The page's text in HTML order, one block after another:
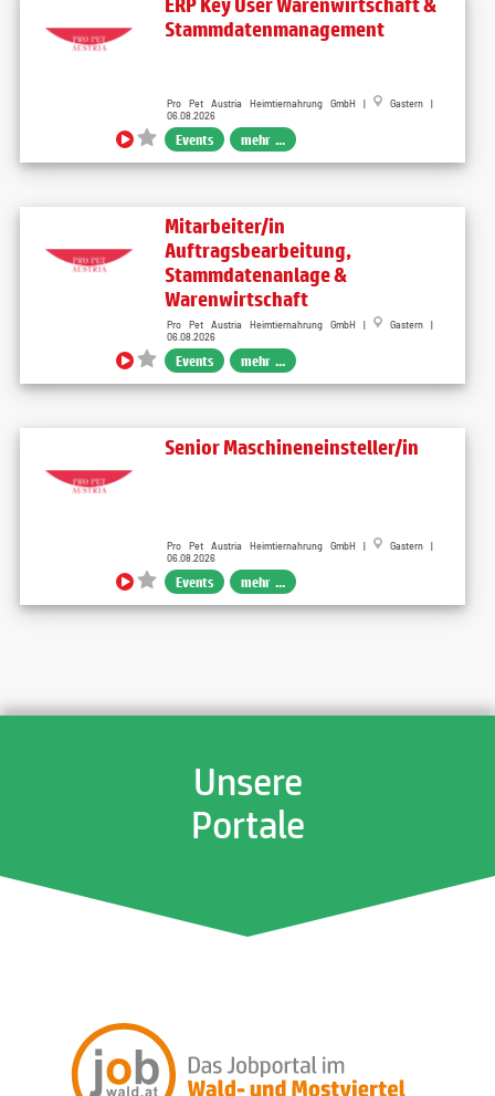
Stammdatenmanagement
Pro Pet Austria Heimtiernahrung GmbH |
Gastern |
06.08.2026
Events mehr ...
Mitarbeiter/in
Auftragsbearbeitung,
Stammdatenanlage &
Warenwirtschaft
Pro Pet Austria Heimtiernahrung GmbH |
Gastern |
06.08.2026
Events mehr ...
Senior Maschineneinsteller/in
Pro Pet Austria Heimtiernahrung GmbH |
Gastern |
06.08.2026
Events mehr ...
Unsere
Portale